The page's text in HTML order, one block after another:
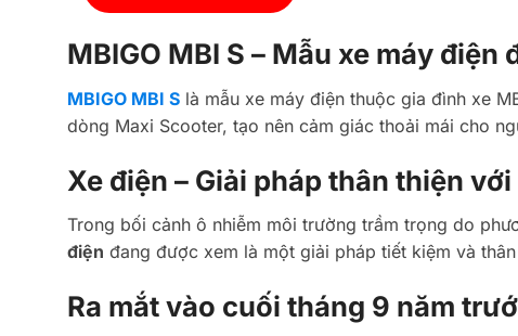
MBIGO MBI S – Mẫu xe máy điện
MBIGO MBI S là mẫu xe máy điện thuộc gia đình xe
dòng Maxi Scooter, tạo nên cảm giác thoải mái cho
Xe điện – Giải pháp thân thiện
Trong bối cảnh ô nhiễm môi trường trầm trọng do
điện đang được xem là một giải pháp tiết kiệm và
Ra mắt vào cuối tháng 9 năm